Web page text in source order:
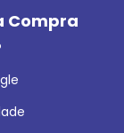
Compra